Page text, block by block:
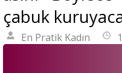
çabuk
En Pratik Kadın